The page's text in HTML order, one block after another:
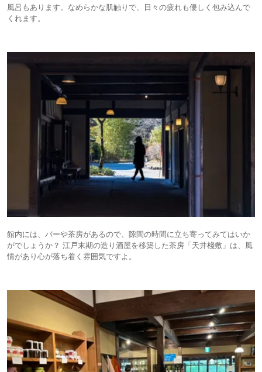
風呂もあります。なめらかな肌触りで、日々の疲れも優しく包み込んで
くれます。
館内には、バーや茶房があるので、隙間の時間に立ち寄ってみてはいか
がでしょうか？ 江戸末期の造り酒屋を移築した茶房「天井棧敷」は、風
情があり心が落ち着く雰囲気ですよ。